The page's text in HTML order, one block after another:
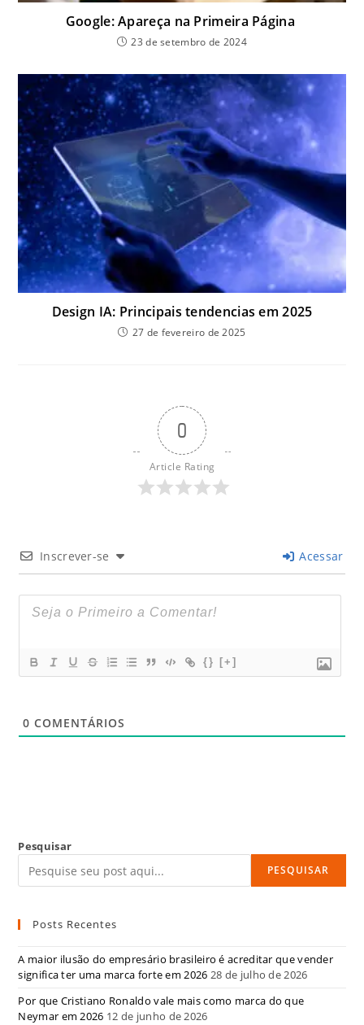
Google: Apareça na Primeira Página
23 de setembro de 2024
Design IA: Principais tendencias em 2025
27 de fevereiro de 2025
0
Article Rating
Inscrever-se Acessar
{} [+]
0 COMENTÁRIOS
Pesquisar
PESQUISAR
Posts Recentes
A maior ilusão do empresário brasileiro é acreditar que vender
significa ter uma marca forte em 2026 28 de julho de 2026
Por que Cristiano Ronaldo vale mais como marca do que
Neymar em 2026 12 de junho de 2026